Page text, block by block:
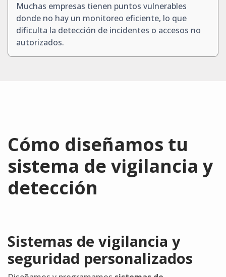
Muchas empresas tienen puntos vulnerables
donde no hay un monitoreo eficiente, lo que
dificulta la detección de incidentes o accesos no
autorizados.
Cómo diseñamos tu
sistema de vigilancia y
detección
Sistemas de vigilancia y
seguridad personalizados